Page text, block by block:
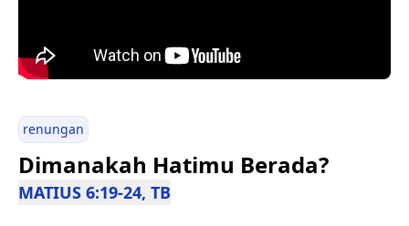
renungan
Dimanakah Hatimu Berada?
MATIUS 6:19-24, TB